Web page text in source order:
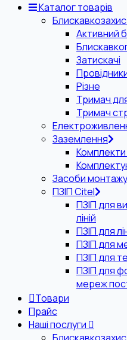
Каталог товарів
Активний
Затискачі
Різне
Тримач
Тримач
Заземлення
Засоби монтажу
ПЗІП Citel
ПЗІП для
ліній
ПЗІП для
ПЗІП для
ПЗІП для
ПЗІП для
мереж
Товари
Прайс
Наші послуги